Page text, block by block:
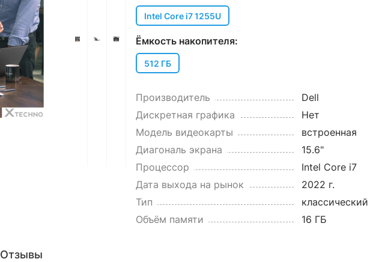
Intel Core i7 1255U
Ёмкость накопителя:
512 ГБ
Производитель
Dell
Дискретная графика
Нет
Модель видеокарты
встроенная
Диагональ экрана
15.6"
Процессор
Intel Core i7
Дата выхода на рынок
2022 г.
Тип
классический
Объём памяти
16 ГБ
Отзывы